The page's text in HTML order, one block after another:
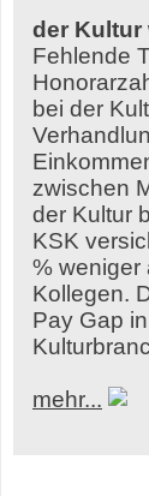
der Kultur
Fehlende
bei der
zwischen
der Kultur
KSK
% weniger
Kollegen.
Pay Gap
mehr...